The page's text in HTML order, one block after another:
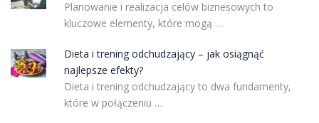
Planowanie i realizacja celów biznesowych to
kluczowe elementy, które mogą …
Dieta i trening odchudzający – jak osiągnąć
najlepsze efekty?
Dieta i trening odchudzający to dwa fundamenty,
które w połączeniu …